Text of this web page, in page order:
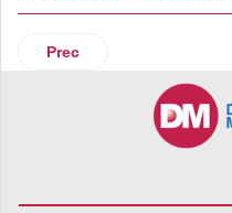
Articolo precedente:
Prec